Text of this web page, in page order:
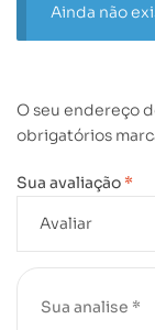
Ainda não
O seu endereço
obrigatórios
Sua avaliação *